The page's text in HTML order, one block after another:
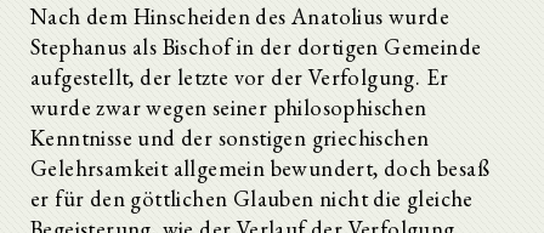
Nach dem Hinscheiden des Anatolius wurde
Stephanus als Bischof in der dortigen Gemeinde
aufgestellt, der letzte vor der Verfolgung. Er
wurde zwar wegen seiner philosophischen
Kenntnisse und der sonstigen griechischen
Gelehrsamkeit allgemein bewundert, doch besaß
er für den göttlichen Glauben nicht die gleiche